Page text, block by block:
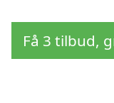
Få 3 tilbud,